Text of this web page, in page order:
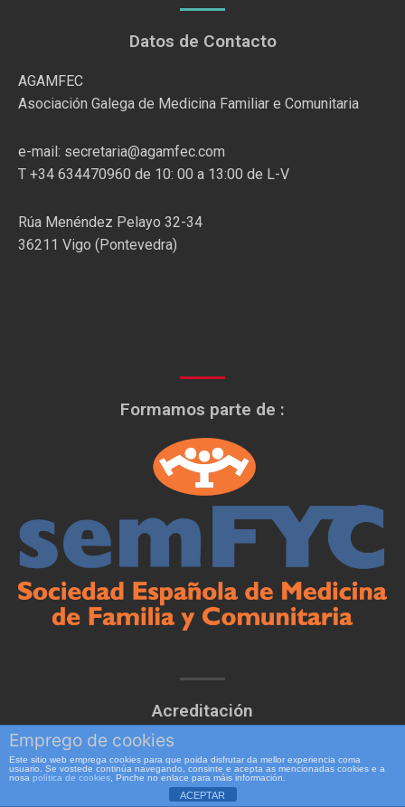
Datos de Contacto
AGAMFEC
Asociación Galega de Medicina Familiar e Comunitaria
e-mail: secretaria@agamfec.com
T +34 634470960 de 10: 00 a 13:00 de L-V
Rúa Menéndez Pelayo 32-34
36211 Vigo (Pontevedra)
Formamos parte de :
Acreditación
Emprego de cookies
Este sitio web emprega cookies para que poida disfrutar da mellor experiencia coma
usuario. Se vostede continúa navegando, consinte e acepta as mencionadas cookies e a
nosa política de cookies , Pinche no enlace para máis información.
ACEPTAR